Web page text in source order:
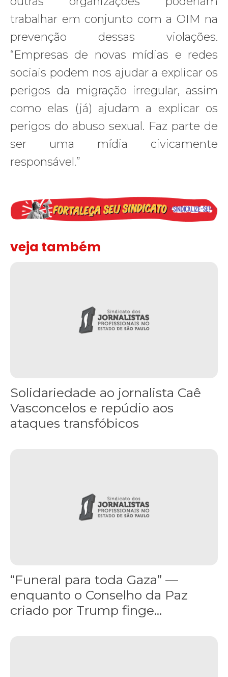
trabalhar em conjunto com a OIM na
prevenção dessas violações.
“Empresas de novas mídias e redes
sociais podem nos ajudar a explicar os
perigos da migração irregular, assim
como elas (já) ajudam a explicar os
perigos do abuso sexual. Faz parte de
ser uma mídia civicamente
responsável.”
veja também
Solidariedade ao jornalista Caê
Vasconcelos e repúdio aos
ataques transfóbicos
“Funeral para toda Gaza” —
enquanto o Conselho da Paz
criado por Trump finge...